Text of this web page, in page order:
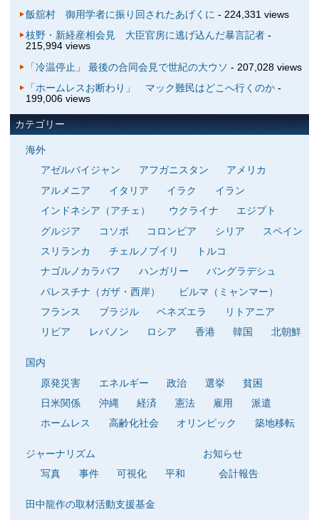
飯舘村 御用学者に振り回されたあげくに - 224,331 views
枝野・新経産相会見 大臣官房に逃げ込んだ暴言記者-
215,994 views
「冷温停止」 最後の合同会見で世紀の大ウソ - 207,028 views
「ホームレスお断わり」 マック難民はどこへ行くのか-
199,006 views
カテゴリー
海外
アゼルバイジャン
アフガニスタン
アメリカ
アルメニア
イタリア イラク
イラン
インドネシア（アチェ）
ウクライナ
エジプト
グルジア
コソボ コロンビア シリア
スペイン
スリランカ
チェルノブイリ
トルコ
ナゴルノカラバフ
ハンガリー
バングラデシュ
パレスチナ（ガザ・西岸）
ビルマ（ミャンマー）
フランス
ブラジル ベネズエラ
リトアニア
リビア
レバノン ロシア 香港 韓国 北朝鮮
国内
原発災害
エネルギー 政治 選挙
貧困
日米関係
沖縄 経済 憲法 雇用
派遣
ホームレス
高齢化社会 オリンピック 築地移転
ジャーナリズム
写真
事件 可視化 平和
お知らせ
会計報告
田中龍作の取材活動支援基金